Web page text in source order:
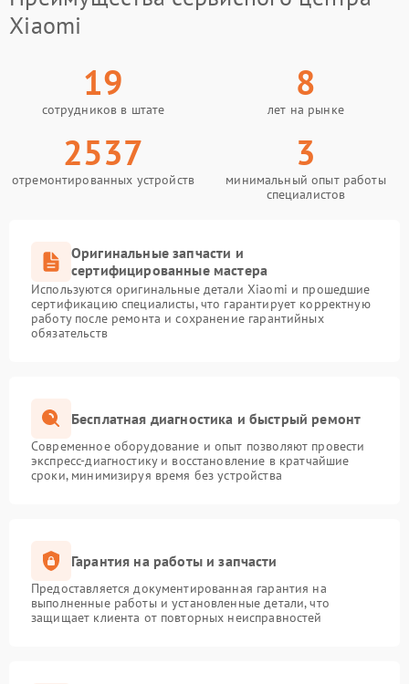
Xiaomi
19
сотрудников в штате
8
лет на рынке
2537
отремонтированных устройств
3
минимальный опыт работы
специалистов
Оригинальные запчасти и
сертифицированные мастера
Используются оригинальные детали Xiaomi и прошедшие
сертификацию специалисты, что гарантирует корректную
работу после ремонта и сохранение гарантийных
обязательств
Бесплатная диагностика и быстрый ремонт
Современное оборудование и опыт позволяют провести
экспресс-диагностику и восстановление в кратчайшие
сроки, минимизируя время без устройства
Гарантия на работы и запчасти
Предоставляется документированная гарантия на
выполненные работы и установленные детали, что
защищает клиента от повторных неисправностей